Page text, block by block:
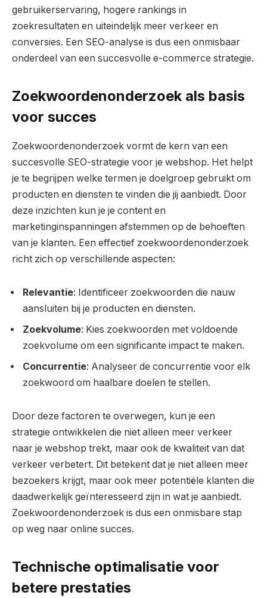
gebruikerservaring, hogere rankings in
zoekresultaten en uiteindelijk meer verkeer en
conversies. Een SEO-analyse is dus een onmisbaar
onderdeel van een succesvolle e-commerce strategie.
Zoekwoordenonderzoek als basis
voor succes
Zoekwoordenonderzoek vormt de kern van een
succesvolle SEO-strategie voor je webshop. Het helpt
je te begrijpen welke termen je doelgroep gebruikt om
producten en diensten te vinden die jij aanbiedt. Door
deze inzichten kun je je content en
marketinginspanningen afstemmen op de behoeften
van je klanten. Een effectief zoekwoordenonderzoek
richt zich op verschillende aspecten:
Relevantie: Identificeer zoekwoorden die nauw
aansluiten bij je producten en diensten.
Zoekvolume: Kies zoekwoorden met voldoende
zoekvolume om een significante impact te maken.
Concurrentie: Analyseer de concurrentie voor elk
zoekwoord om haalbare doelen te stellen.
Door deze factoren te overwegen, kun je een
strategie ontwikkelen die niet alleen meer verkeer
naar je webshop trekt, maar ook de kwaliteit van dat
verkeer verbetert. Dit betekent dat je niet alleen meer
bezoekers krijgt, maar ook meer potentiële klanten die
daadwerkelijk geïnteresseerd zijn in wat je aanbiedt.
Zoekwoordenonderzoek is dus een onmisbare stap
op weg naar online succes.
Technische optimalisatie voor
betere prestaties